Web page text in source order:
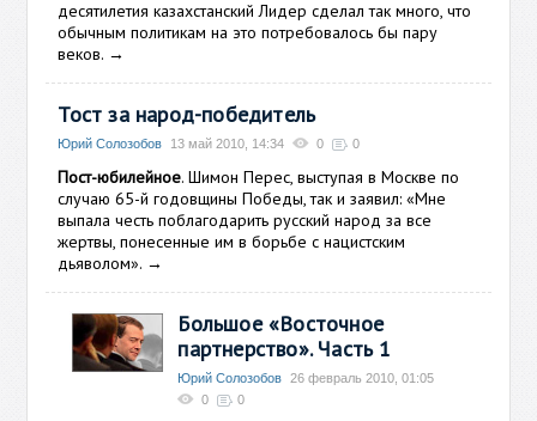
десятилетия казахстанский Лидер сделал так много, что
обычным политикам на это потребовалось бы пару
веков. →
Тост за народ-победитель
Юрий Солозобов 13 май 2010, 14:34 0 0
Пост-юбилейное. Шимон Перес, выступая в Москве по
случаю 65-й годовщины Победы, так и заявил: «Мне
выпала честь поблагодарить русский народ за все
жертвы, понесенные им в борьбе с нацистским
дьяволом». →
Большое «Восточное
партнерство». Часть 1
Юрий Солозобов
26 февраль 2010, 01:05
0
0